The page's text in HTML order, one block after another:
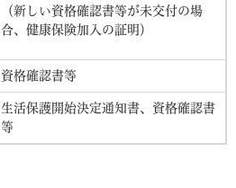
（新しい資格確認書等が未交付の場
合、健康保険加入の証明）
資格確認書等
生活保護開始決定通知書、資格確認書
等